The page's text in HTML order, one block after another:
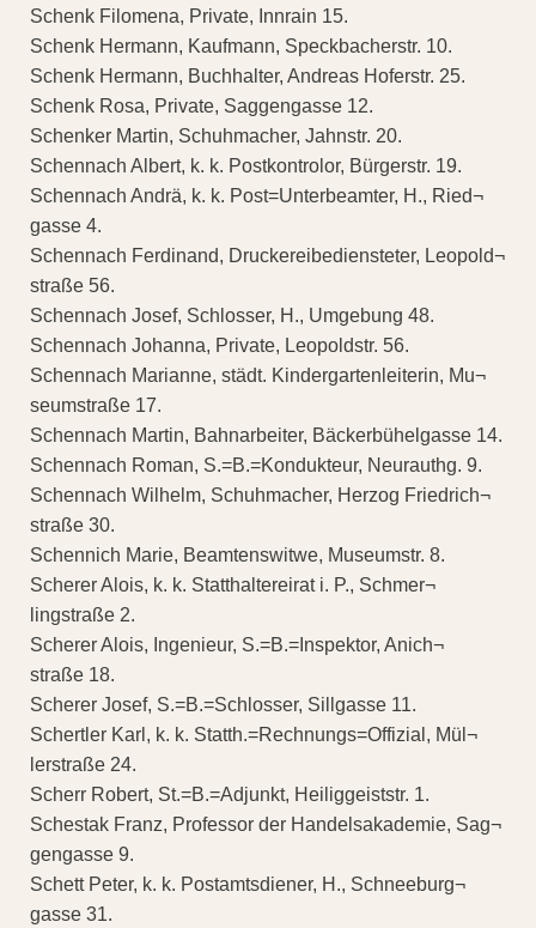
Schenk Filomena, Private, Innrain 15.
Schenk Hermann, Kaufmann, Speckbacherstr. 10.
Schenk Hermann, Buchhalter, Andreas Hoferstr. 25.
Schenk Rosa, Private, Saggengasse 12.
Schenker Martin, Schuhmacher, Jahnstr. 20.
Schennach Albert, k. k. Postkontrolor, Bürgerstr. 19.
Schennach Andrä, k. k. Post=Unterbeamter, H., Ried¬
gasse 4.
Schennach Ferdinand, Druckereibediensteter, Leopold¬
straße 56.
Schennach Josef, Schlosser, H., Umgebung 48.
Schennach Johanna, Private, Leopoldstr. 56.
Schennach Marianne, städt. Kindergartenleiterin, Mu¬
seumstraße 17.
Schennach Martin, Bahnarbeiter, Bäckerbühelgasse 14.
Schennach Roman, S.=B.=Kondukteur, Neurauthg. 9.
Schennach Wilhelm, Schuhmacher, Herzog Friedrich¬
straße 30.
Schennich Marie, Beamtenswitwe, Museumstr. 8.
Scherer Alois, k. k. Statthaltereirat i. P., Schmer¬
lingstraße 2.
Scherer Alois, Ingenieur, S.=B.=Inspektor, Anich¬
straße 18.
Scherer Josef, S.=B.=Schlosser, Sillgasse 11.
Schertler Karl, k. k. Statth.=Rechnungs=Offizial, Mül¬
lerstraße 24.
Scherr Robert, St.=B.=Adjunkt, Heiliggeiststr. 1.
Schestak Franz, Professor der Handelsakademie, Sag¬
gengasse 9.
Schett Peter, k. k. Postamtsdiener, H., Schneeburg¬
gasse 31.